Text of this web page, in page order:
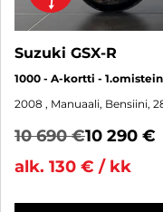
Suzuki GSX-R
1000 - A-kortti -
2008 , Manuaali, Bensiini,
10 690 €10 290 €
alk. 130 € / kk